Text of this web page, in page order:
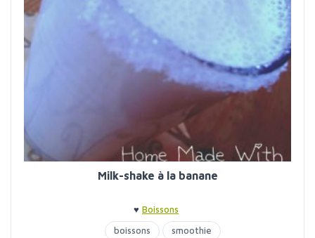
Milk-shake à la banane
♥ Boissons
boissons
smoothie